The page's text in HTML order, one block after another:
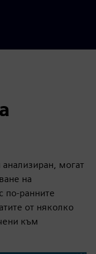
могат
на
по-ранните
от няколко
към